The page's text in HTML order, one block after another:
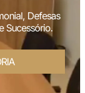
Defesas
Sucessório.